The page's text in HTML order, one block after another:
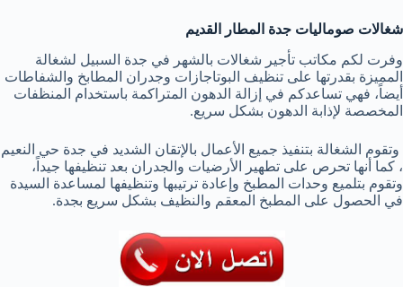
شغالات صوماليات جدة المطار القديم
وفرت لكم مكاتب تأجير شغالات بالشهر في جدة السبيل لشغالة
المميزة بقدرتها على تنظيف البوتاجازات وجدران المطابخ والشفاطات
أيضاً، فهي تساعدكم في إزالة الدهون المتراكمة باستخدام المنظفات
المخصصة لإذابة الدهون بشكل سريع.
وتقوم الشغالة بتنفيذ جميع الأعمال بالإتقان الشديد في جدة حي النعيم
، كما أنها تحرص على تطهير الأرضيات والجدران بعد تنظيفها جيداً،
وتقوم بتلميع وحدات المطبخ وإعادة ترتيبها وتنظيفها لمساعدة السيدة
في الحصول على المطبخ المعقم والنظيف بشكل سريع بجدة.